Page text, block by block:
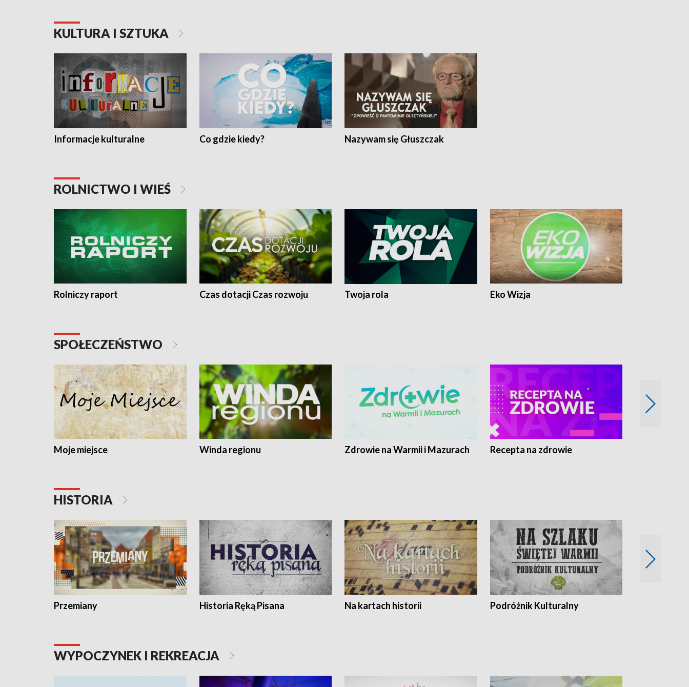
KULTURA I SZTUKA
Informacje kulturalne Co gdzie kiedy? Nazywam się Głuszczak
ROLNICTWO I WIEŚ
Rolniczy raport Czas dotacji Czas rozwoju Twoja rola Eko Wizja
SPOŁECZEŃSTWO
Moje miejsce Winda regionu Zdrowie na Warmii i Mazurach Recepta na zdrowie
HISTORIA
Przemiany Historia Ręką Pisana Na kartach historii Podróżnik Kulturalny
WYPOCZYNEK I REKREACJA